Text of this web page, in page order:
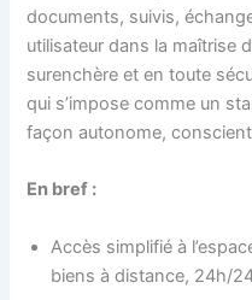
documents, suivis,
utilisateur dans la maîtrise
surenchère et en toute
qui s’impose comme un
façon autonome,
En bref :
Accès simplifié à
biens à distance, 24h/